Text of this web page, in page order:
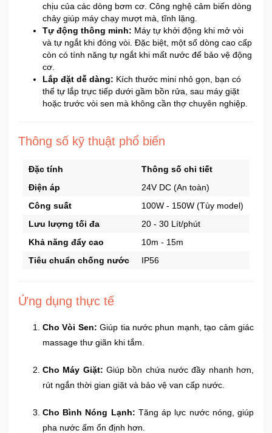
Voucher
chịu của các dòng bơm cơ. Công nghệ cảm biến dòng
chảy giúp máy chạy mượt mà, tĩnh lặng.
Tự động thông minh: Máy tự khởi động khi mở vòi
và tự ngắt khi đóng vòi. Đặc biệt, một số dòng cao cấp
còn có tính năng tự ngắt khi mất nước để bảo vệ động
cơ.
Lắp đặt dễ dàng: Kích thước mini nhỏ gọn, bạn có
thể tự lắp trực tiếp dưới gầm bồn rửa, sau máy giặt
hoặc trước vòi sen mà không cần thợ chuyên nghiệp.
Thông số kỹ thuật phổ biến
Đặc tính
Thông số chi tiết
Điện áp
24V DC (An toàn)
Công suất
100W - 150W (Tùy model)
Lưu lượng tối đa
20 - 30 Lít/phút
Khả năng đẩy cao
10m - 15m
Tiêu chuẩn chống nước
IP56
Ứng dụng thực tế
Cho Vòi Sen: Giúp tia nước phun mạnh, tạo cảm giác
massage thư giãn khi tắm.
Cho Máy Giặt: Giúp bồn chứa nước đầy nhanh hơn,
rút ngắn thời gian giặt và bảo vệ van cấp nước.
Cho Bình Nóng Lạnh: Tăng áp lực nước nóng, giúp
pha nước ấm ổn định hơn.